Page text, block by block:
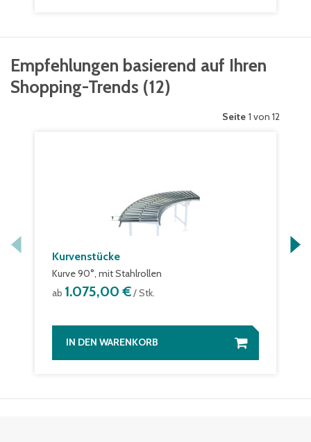
Empfehlungen basierend auf Ihren
Shopping-Trends (12)
Seite 1 von 12
Kurvenstücke
Kurve 90°, mit Stahlrollen
ab 1.075,00 €/ Stk.
IN DEN WARENKORB